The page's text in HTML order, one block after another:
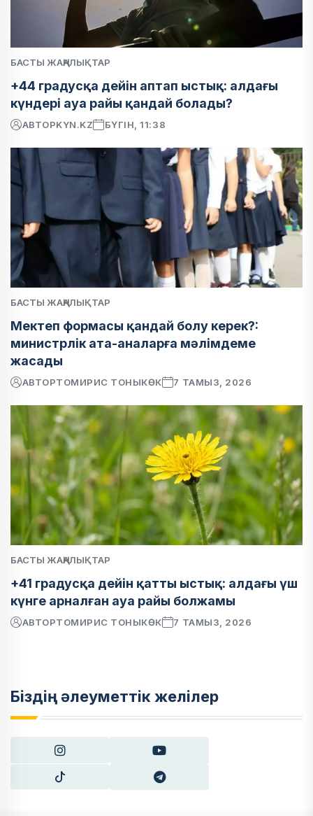
БАСТЫ ЖАҢАЛЫҚТАР
+44 градусқа дейін аптап ыстық: алдағы
күндері ауа райы қандай болады?
АВТОРKYN.KZ БҮГІН, 11:38
БАСТЫ ЖАҢАЛЫҚТАР
Мектеп формасы қандай болу керек?:
министрлік ата-аналарға мәлімдеме
жасады
АВТОРТОМИРИС ТОНЫКӨК 7 ТАМЫЗ, 2026
БАСТЫ ЖАҢАЛЫҚТАР
+41 градусқа дейін қатты ыстық: алдағы үш
күнге арналған ауа райы болжамы
АВТОРТОМИРИС ТОНЫКӨК 7 ТАМЫЗ, 2026
Біздің әлеуметтік желілер